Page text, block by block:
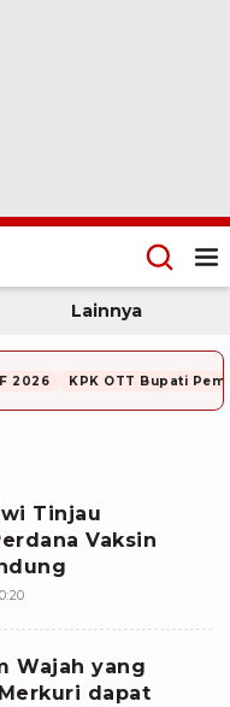
Lainnya
2026 KPK OTT Bupati
Tinjau
Vaksin
Wajah yang
dapat